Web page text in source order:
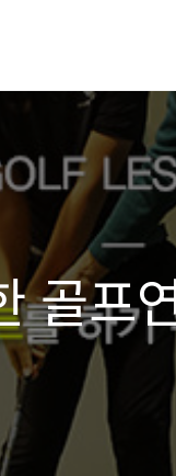
골프